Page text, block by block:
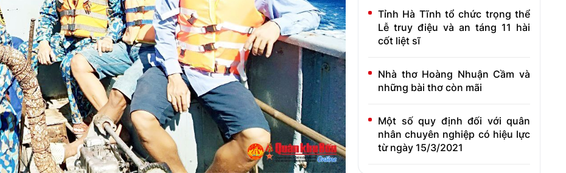
Tỉnh Hà Tĩnh tổ chức trọng thể
Lễ truy điệu và an táng 11 hài
cốt liệt sĩ
Nhà thơ Hoàng Nhuận Cầm và
những bài thơ còn mãi
Một số quy định đối với quân
nhân chuyên nghiệp có hiệu lực
từ ngày 15/3/2021